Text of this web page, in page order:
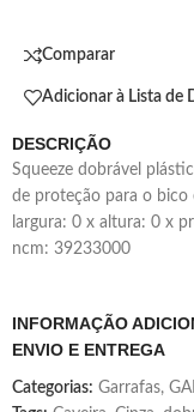
Comparar
Adicionar à Lista de
DESCRIÇÃO
squeeze dobrável plástico com capacidade de 450ml, contém tampa
de proteção para o bico
largura: 0 x altura: 0 x
ncm: 39233000
INFORMAÇÃO
ENVIO E ENTREGA
Categorias: Garrafas,